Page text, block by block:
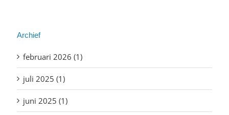
Archief
februari 2026 (1)
juli 2025 (1)
juni 2025 (1)